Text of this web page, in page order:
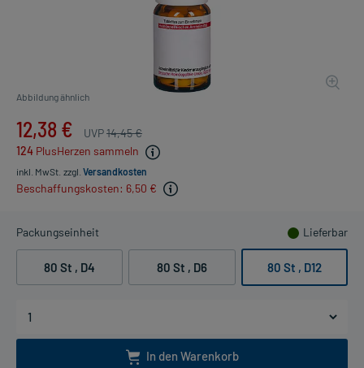
Abbildung ähnlich
12,38 € UVP14,45 €
124 PlusHerzen sammeln
inkl. MwSt. zzgl. Versandkosten
Beschaffungskosten: 6,50 €
Packungseinheit Lieferbar
80 St , D4 80 St , D6 80 St , D12
In den Warenkorb